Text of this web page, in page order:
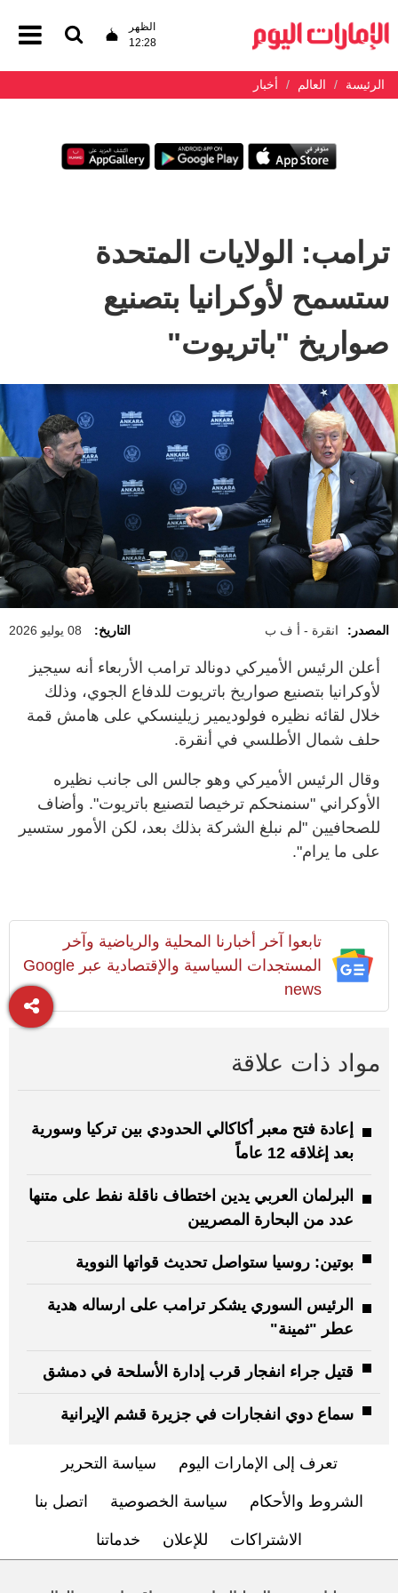
الظهر
12:28
الرئيسة العالم أخبار
ترامب: الولايات المتحدة
ستسمح لأوكرانيا بتصنيع
صواريخ "باتريوت"
المصدر: انقرة - أ ف ب التاريخ: 08 يوليو 2026
أعلن الرئيس الأميركي دونالد ترامب الأربعاء أنه سيجيز
لأوكرانيا بتصنيع صواريخ باتريوت للدفاع الجوي، وذلك
خلال لقائه نظيره فولوديمير زيلينسكي على هامش قمة
حلف شمال الأطلسي في أنقرة.
وقال الرئيس الأميركي وهو جالس الى جانب نظيره
الأوكراني "سنمنحكم ترخيصا لتصنيع باتريوت". وأضاف
للصحافيين "لم نبلغ الشركة بذلك بعد، لكن الأمور ستسير
على ما يرام".
تابعوا آخر أخبارنا المحلية والرياضية وآخر
المستجدات السياسية والإقتصادية عبر Google
news
مواد ذات علاقة
إعادة فتح معبر أكاكالي الحدودي بين تركيا وسورية
بعد إغلاقه 12 عاماً
البرلمان العربي يدين اختطاف ناقلة نفط على متنها
عدد من البحارة المصريين
بوتين: روسيا ستواصل تحديث قواتها النووية
الرئيس السوري يشكر ترامب على ارساله هدية
عطر "ثمينة"
قتيل جراء انفجار قرب إدارة الأسلحة في دمشق
سماع دوي انفجارات في جزيرة قشم الإيرانية
تعرف إلى الإمارات اليوم سياسة التحرير
الشروط والأحكام سياسة الخصوصية اتصل بنا
الاشتراكات للإعلان خدماتنا